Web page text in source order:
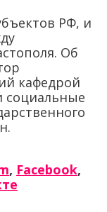
РФ, и
Об
кафедрой
социальные
, Facebook,